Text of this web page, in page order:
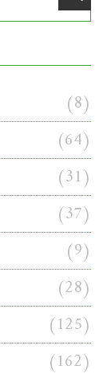
(8)
(64)
(31)
(37)
(9)
(28)
(125)
(162)